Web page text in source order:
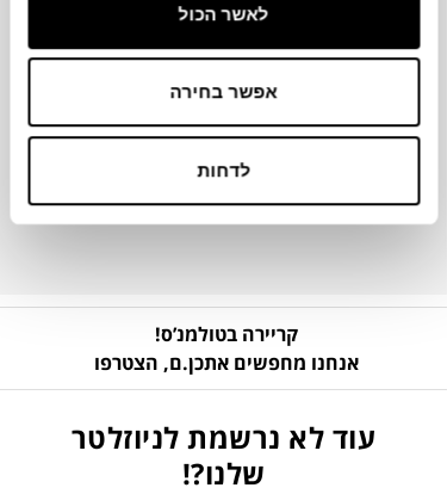
לאשר הכול
אפשר בחירה
לדחות
מידע על חומרים
קריירה בטולמנ’ס!
אנחנו מחפשים אתכן.ם, הצטרפו
עוד לא נרשמת לניוזלטר
שלנו?!